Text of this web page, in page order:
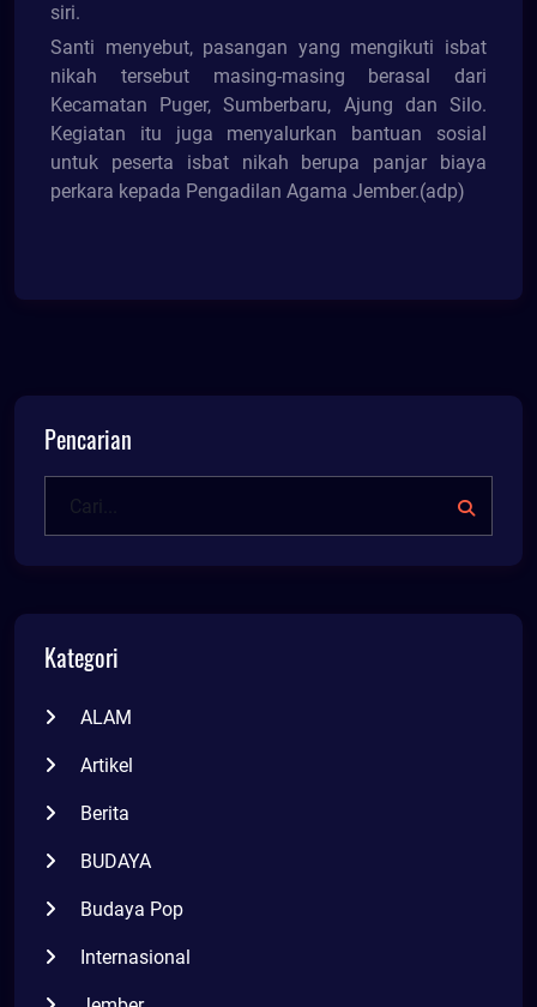
siri.
Santi menyebut, pasangan yang mengikuti isbat
nikah tersebut masing-masing berasal dari
Kecamatan Puger, Sumberbaru, Ajung dan Silo.
Kegiatan itu juga menyalurkan bantuan sosial
untuk peserta isbat nikah berupa panjar biaya
perkara kepada Pengadilan Agama Jember.(adp)
Pencarian
Kategori
ALAM
Artikel
Berita
BUDAYA
Budaya Pop
Internasional